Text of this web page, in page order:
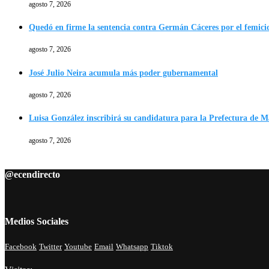
agosto 7, 2026
Quedó en firme la sentencia contra Germán Cáceres por el
agosto 7, 2026
José Julio Neira acumula más poder gubernamental
agosto 7, 2026
Luisa González inscribirá su candidatura para la Prefectura de
agosto 7, 2026
@ecendirecto
Medios Sociales
Facebook Twitter Youtube Email Whatsapp Tiktok